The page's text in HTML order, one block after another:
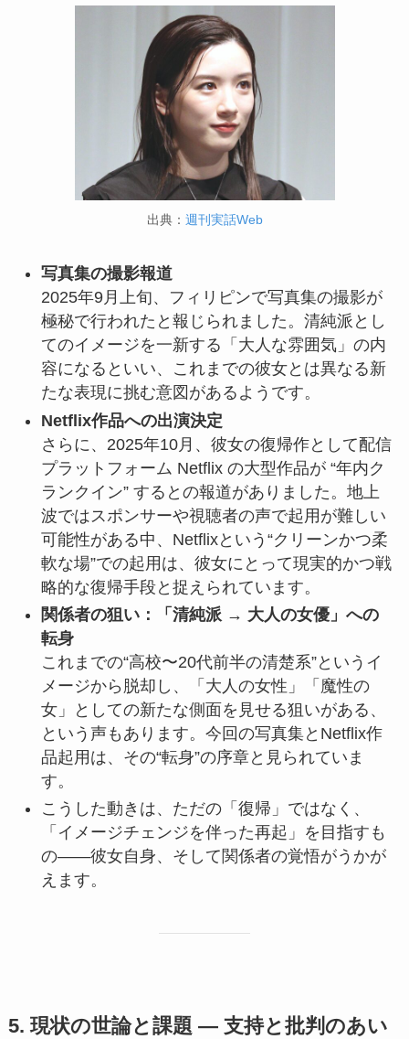
出典： 週刊実話Web
写真集の撮影報道
2025年9月上旬、フィリピンで写真集の撮影が
極秘で行われたと報じられました。清純派とし
てのイメージを一新する「大人な雰囲気」の内
容になるといい、これまでの彼女とは異なる新
たな表現に挑む意図があるようです。
Netflix作品への出演決定
さらに、2025年10月、彼女の復帰作として配信
プラットフォーム Netflix の大型作品が “年内ク
ランクイン” するとの報道がありました。地上
波ではスポンサーや視聴者の声で起用が難しい
可能性がある中、Netflixという“クリーンかつ柔
軟な場”での起用は、彼女にとって現実的かつ戦
略的な復帰手段と捉えられています。
関係者の狙い：「清純派 → 大人の女優」への
転身
これまでの“高校〜20代前半の清楚系”というイ
メージから脱却し、「大人の女性」「魔性の
女」としての新たな側面を見せる狙いがある、
という声もあります。今回の写真集とNetflix作
品起用は、その“転身”の序章と見られていま
す。
こうした動きは、ただの「復帰」ではなく、
「イメージチェンジを伴った再起」を目指すも
の――彼女自身、そして関係者の覚悟がうかが
えます。
5. 現状の世論と課題 ― 支持と批判のあい